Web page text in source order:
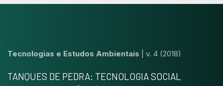
Tecnologias e Estudos Ambientais v. 4 (2018)
TANQUES DE PEDRA: TECNOLOGIA SOCIAL